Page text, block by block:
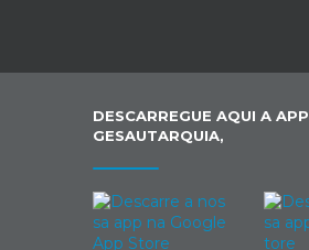
DESCARREGUE AQUI A APP
GESAUTARQUIA,